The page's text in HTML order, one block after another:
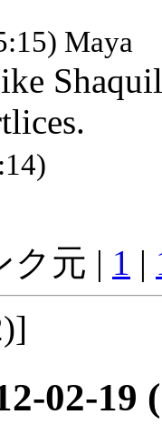
Maya
ク元 | 1 |
02-19